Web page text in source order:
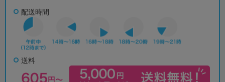
配送時間
送料